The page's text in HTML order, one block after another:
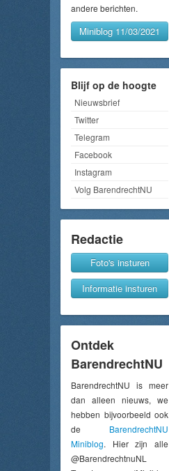
andere berichten.
Miniblog 11/03/2021
Blijf op de hoogte
Nieuwsbrief
Twitter
Telegram
Facebook
Instagram
Volg BarendrechtNU
Redactie
Foto's insturen
Informatie insturen
Ontdek
BarendrechtNU
BarendrechtNU is meer
dan alleen nieuws, we
hebben bijvoorbeeld ook
de BarendrechtNU
Miniblog. Hier zijn alle
@BarendrechtnuNL